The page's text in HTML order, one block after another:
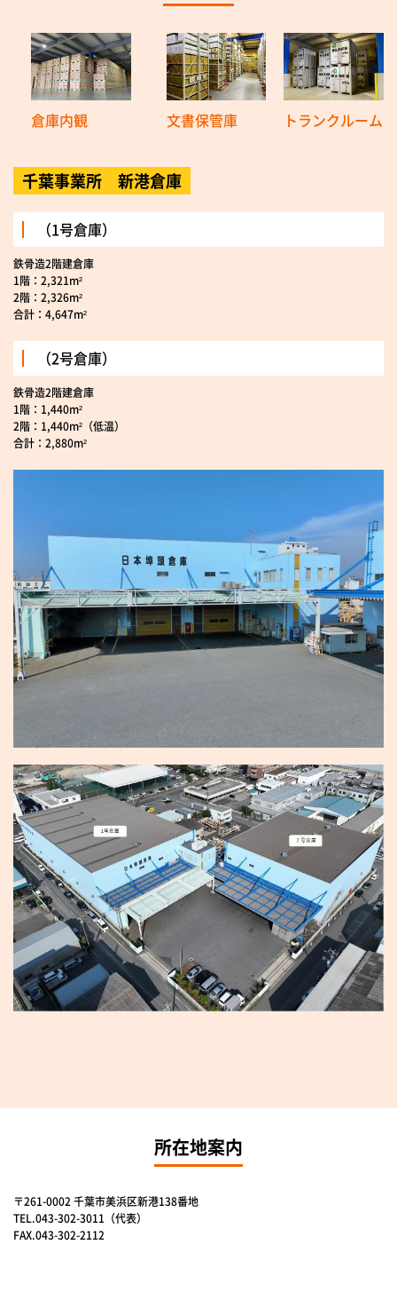
倉庫内観 文書保管庫 トランクルーム
千葉事業所 新港倉庫
（1号倉庫）
鉄骨造2階建倉庫
1階：2,321m²
2階：2,326m²
合計：4,647m²
（2号倉庫）
鉄骨造2階建倉庫
1階：1,440m²
2階：1,440m²（低温）
合計：2,880m²
所在地案内
〒261-0002 千葉市美浜区新港138番地
TEL.043-302-3011（代表）
FAX.043-302-2112